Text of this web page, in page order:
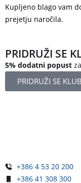
Kupljeno blago vam
prejetju naročila.
PRIDRUŽI SE
5% dodatni popust
PRIDRUŽI SE
+386 4 53 20 200
+386 41 308 300